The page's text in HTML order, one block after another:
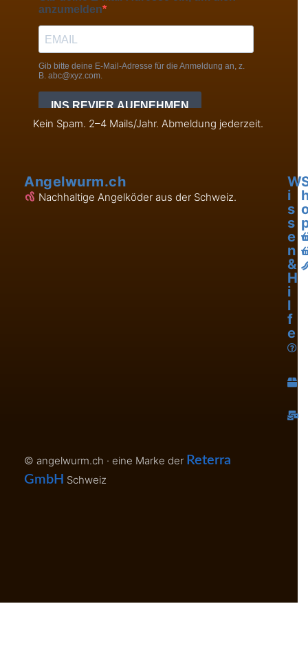
Kein Spam. 2–4 Mails/Jahr. Abmeldung jederzeit.
Angelwurm.ch
Nachhaltige Angelköder aus der Schweiz.
W
i
s
s
e
n
&
H
i
l
f
e
© angelwurm.ch · eine Marke der Reterra
GmbH Schweiz